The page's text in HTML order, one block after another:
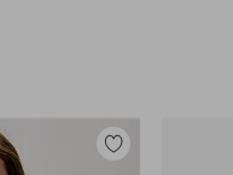
Lisää